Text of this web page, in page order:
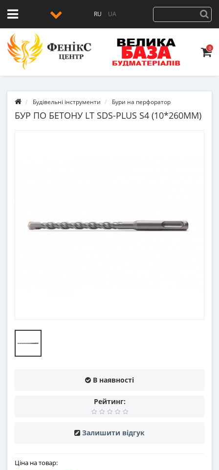
RU UA
0
Будівельні інструменти Бури на перфоратор
БУР ПО БЕТОНУ LT SDS-PLUS S4 (10*260ММ)
В наявності
Рейтинг:
Залишити відгук
Ціна на товар: